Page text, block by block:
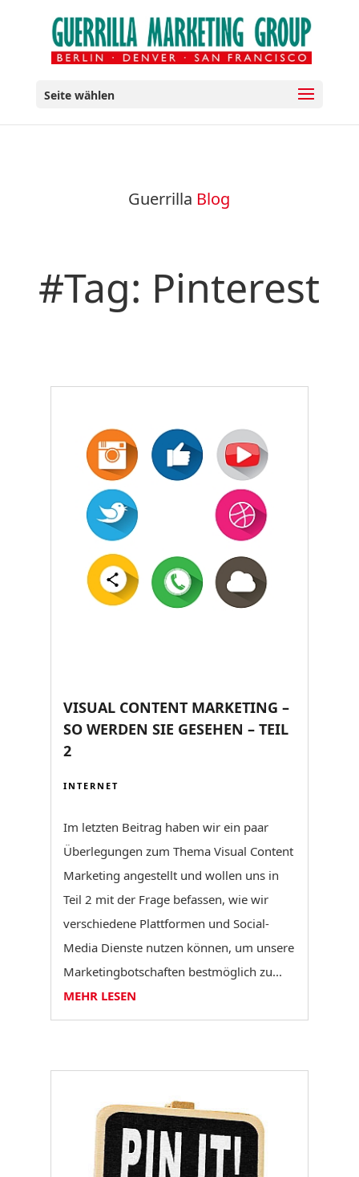
Seite wählen
Guerrilla Blog
#Tag: Pinterest
VISUAL CONTENT MARKETING –
SO WERDEN SIE GESEHEN – TEIL
2
INTERNET
Im letzten Beitrag haben wir ein paar
Überlegungen zum Thema Visual Content
Marketing angestellt und wollen uns in
Teil 2 mit der Frage befassen, wie wir
verschiedene Plattformen und Social-
Media Dienste nutzen können, um unsere
Marketingbotschaften bestmöglich zu...
MEHR LESEN